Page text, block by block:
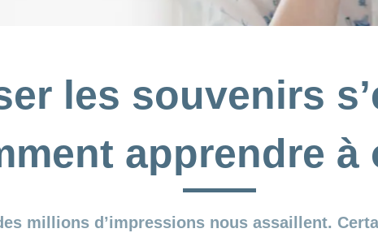
les souvenirs
apprendre à
millions d’impressions nous assaillent.